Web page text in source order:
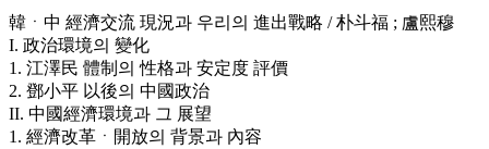
韓ㆍ中 經濟交流 現況과 우리의 進出戰略 / 朴斗福 ; 盧熙穆
I. 政治環境의 變化
1. 江澤民 體制의 性格과 安定度 評價
2. 鄧小平 以後의 中國政治
II. 中國經濟環境과 그 展望
1. 經濟改革ㆍ開放의 背景과 內容